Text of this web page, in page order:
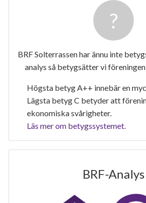
BRF Solterrassen har ännu inte
analys så betygsätter vi
Högsta betyg A++ innebär en
Lägsta betyg C betyder att
ekonomiska svårigheter.
Läs mer om betygssystemet.
BRF-Analys